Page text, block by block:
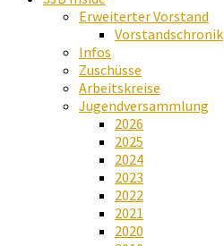
Erweiterter Vorstand
Vorstandschronik
Infos
Zuschüsse
Arbeitskreise
Jugendversammlung
2026
2025
2024
2023
2022
2021
2020